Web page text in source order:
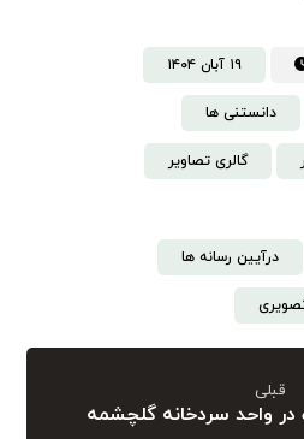
۱۹ آبان ۱۴۰۴
دانستنی‌ ها
گالری تصاویر
درآیین رسانه ها
قبلی
در واحد سردخانه گلچشمه